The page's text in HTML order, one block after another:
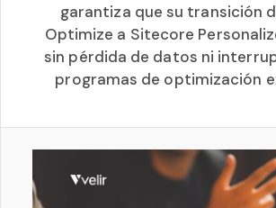
garantiza que su transición
Optimize a Sitecore
sin pérdida de datos ni
programas de optimización